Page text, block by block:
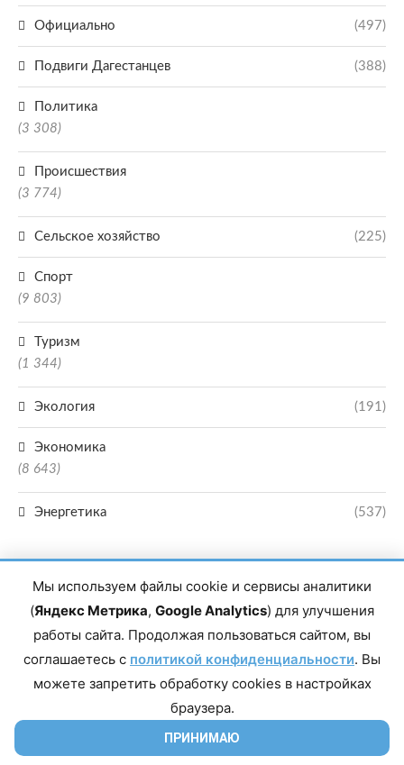
Официально (497)
Подвиги Дагестанцев (388)
Политика
(3 308)
Происшествия
(3 774)
Сельское хозяйство (225)
Спорт
(9 803)
Туризм
(1 344)
Экология (191)
Экономика
(8 643)
Энергетика (537)
Главный редактор сетевого издания Магомаев Тимур Нухович. Контакты
редакции: 8(988)-292-94-34 Почта: vestiskfo@gmail.com По вопросам
Дагестан, г. Махачкала, пр-т Насрутдинова, д. 1а. Все права защищены.
Копирование и использование полных материалов запрещено, частичное
цитирование возможно только при условии гиперссылки на сайт mirmol.ru.
Мы используем файлы cookie и сервисы аналитики
(Яндекс Метрика, Google Analytics) для улучшения
работы сайта. Продолжая пользоваться сайтом, вы
соглашаетесь с политикой конфиденциальности. Вы
можете запретить обработку cookies в настройках
браузера.
ПРИНИМАЮ